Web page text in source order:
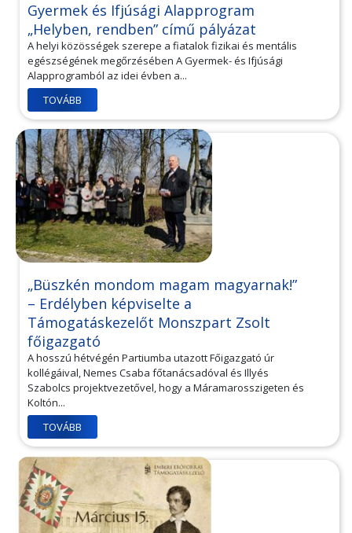
Gyermek és Ifjúsági Alapprogram
„Helyben, rendben” című pályázat
A helyi közösségek szerepe a fiatalok fizikai és mentális
egészségének megőrzésében A Gyermek- és Ifjúsági
Alapprogramból az idei évben a...
TOVÁBB
„Büszkén mondom magam magyarnak!”
– Erdélyben képviselte a
Támogatáskezelőt Monszpart Zsolt
főigazgató
A hosszú hétvégén Partiumba utazott Főigazgató úr
kollégáival, Nemes Csaba főtanácsadóval és Illyés
Szabolcs projektvezetővel, hogy a Máramarosszigeten és
Koltón...
TOVÁBB